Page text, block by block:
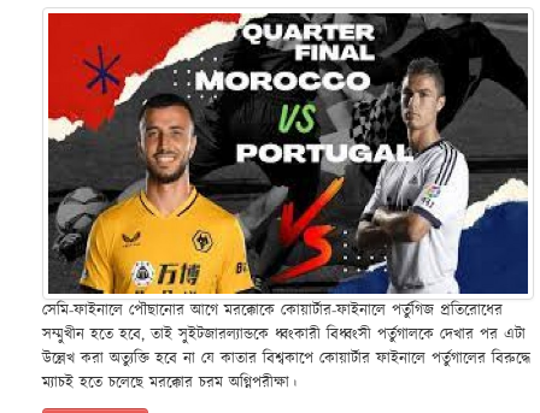
সেমি-ফাইনালে পৌছানোর আগে মরক্কোকে কোয়ার্টার-ফাইনালে পর্তুগিজ প্রতিরোধের
সম্মুখীন হতে হবে, তাই সুইটজারল্যান্ডকে ধ্বংকারী বিধ্বংসী পর্তুগালকে দেখার পর এটা
উল্লেখ করা অত্যুক্তি হবে না যে কাতার বিশ্বকাপে কোয়ার্টার ফাইনালে পর্তুগালের বিরুদ্ধে
ম্যাচই হতে চলেছে মরক্কোর চরম অগ্নিপরীক্ষা।